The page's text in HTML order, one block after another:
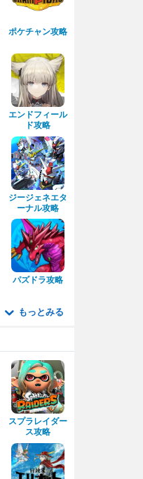
ポケチャン攻略
エンドフィール
ド攻略
ジージェネエタ
ーナル攻略
パズドラ攻略
もっとみる
スプラレイダー
ス攻略